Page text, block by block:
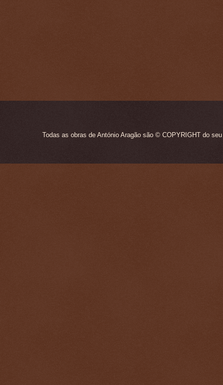
Todas as obras de António Aragão são © COPYRIGHT do